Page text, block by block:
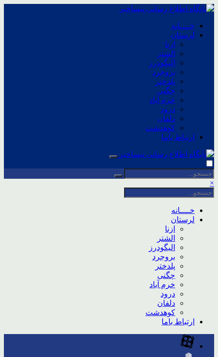
خــــانه
لرستان
ازنا
الشتر
الیگودرز
بروجرد
پلدختر
چگنی
خرم آباد
درود
دلفان
کوهدشت
ارتباط باما
×
خــــانه
لرستان
ازنا
الشتر
الیگودرز
بروجرد
پلدختر
چگنی
خرم آباد
درود
دلفان
کوهدشت
ارتباط باما